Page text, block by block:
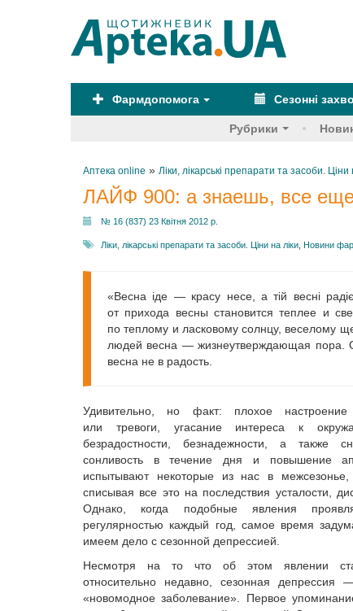
Фармдопомога Сезонні
Рубрики
Аптека online » Ліки, лікарські препарати та засоби. Ціни
ЛАЙФ 900: а знаешь, все
№ 16 (837) 23 Квітня 2012 р.
Ліки, лікарські препарати та засоби. Ціни на ліки Новини
«Весна іде — красу несе, а тій весні
от прихода весны становится теплее и
по теплому и ласковому солнцу, веселому
людей весна — жизнеутверждающая пора.
весна не в радость.
Удивительно, но факт: плохое
или тревоги, угасание интереса к
безрадостности, безнадежности, а также
сонливость в течение дня и повышение
испытывают некоторые из нас в
списывая все это на последствия усталости,
Однако, когда подобные явления
регулярностью каждый год, самое время
имеем дело с сезонной депрессией.
Несмотря на то что об этом явлении
относительно недавно, сезонная депрессия
«новомодное заболевание». Первое